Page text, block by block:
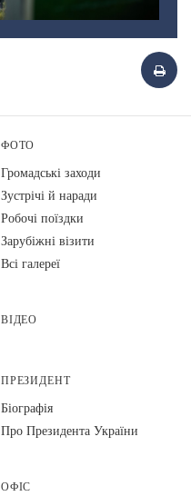
ФОТО
Громадські заходи
Зустрічі й наради
Робочі поїздки
Зарубіжні візити
Всі галереї
ВІДЕО
ПРЕЗИДЕНТ
Біографія
Про Президента України
ОФІС